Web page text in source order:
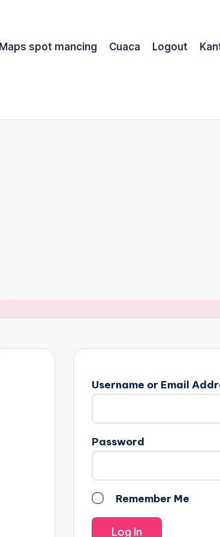
Maps spot mancing Cuaca Logout
Username or Email
Password
Remember Me